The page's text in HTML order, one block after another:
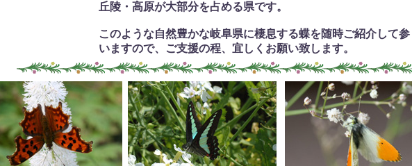
丘陵・高原が大部分を占める県です。
このような自然豊かな岐阜県に棲息する蝶を随時ご紹介して
いますので、ご支援の程、宜しくお願い致します。